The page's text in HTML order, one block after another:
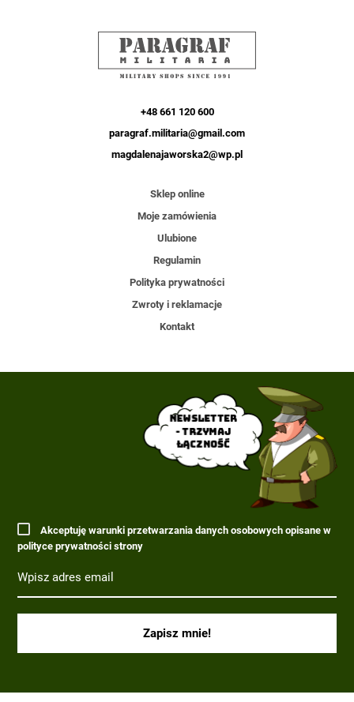
+48 661 120 600
paragraf.militaria@gmail.com
magdalenajaworska2@wp.pl
Sklep online
Moje zamówienia
Ulubione
Regulamin
Polityka prywatności
Zwroty i reklamacje
Kontakt
Akceptuję warunki przetwarzania danych osobowych opisane w
polityce prywatności strony
Newsletter
- trzymaj
łączność